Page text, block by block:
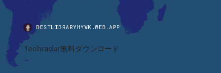
BESTLIBRARYHYWK.WEB.APP
Techradar無料ダウンロード